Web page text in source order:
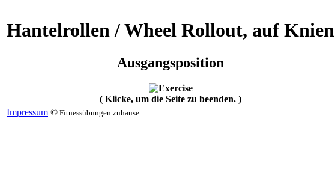
Hantelrollen / Wheel Rollout, auf Knien
Ausgangsposition
( Klicke, um die Seite zu beenden. )
Impressum © Fitnessübungen zuhause